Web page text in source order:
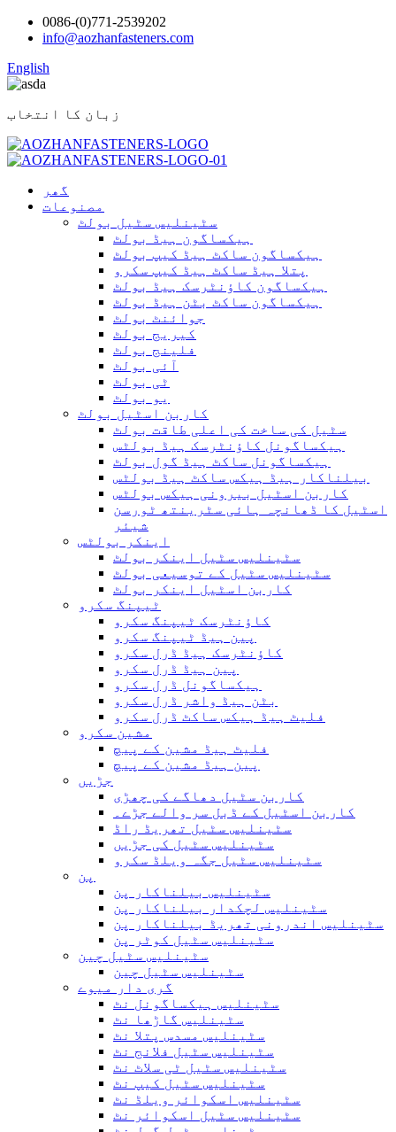
0086-(0)771-2539202
info@aozhanfasteners.com
English
زبان کا انتخاب
گھر
مصنوعات
سٹینلیس سٹیل بولٹ
ہیکساگون ہیڈ بولٹ
ہیکساگون ساکٹ ہیڈ کیپ بولٹ
پتلا ہیڈ ساکٹ ہیڈ کیپ سکرو
ہیکساگون کاؤنٹرسک ہیڈ بولٹ
ہیکساگون ساکٹ بٹن ہیڈ بولٹ
جوائنٹ بولٹ
کیریج بولٹ
فلینج بولٹ
آئی بولٹ
ٹی بولٹ
یو بولٹ
کاربن اسٹیل بولٹ
سٹیل کی ساخت کی اعلی طاقت بولٹ
ہیکساگونل کاؤنٹرسک ہیڈ بولٹس
ہیکساگونل ساکٹ ہیڈ گول بولٹ
بیلناکار ہیڈ ہیکس ساکٹ ہیڈ بولٹس
کاربن اسٹیل بیرونی ہیکس بولٹس
اسٹیل کا ڈھانچہ ہائی سٹرینتھ ٹورسن
شیئر
اینکر بولٹس
سٹینلیس سٹیل اینکر بولٹ
سٹینلیس سٹیل کے توسیعی بولٹ
کاربن اسٹیل اینکر بولٹ
ٹیپنگ سکرو
کاؤنٹرسک ٹیپنگ سکرو
پین ہیڈ ٹیپنگ سکرو
کاؤنٹرسک ہیڈ ڈرل سکرو
پین ہیڈ ڈرل سکرو
ہیکساگونل ڈرل سکرو
بٹن ہیڈ واشر ڈرل سکرو
فلیٹ ہیڈ ہیکس ساکٹ ڈرل سکرو
مشین سکرو
فلیٹ ہیڈ مشین کے پیچ
پین ہیڈ مشین کے پیچ
جڑیں
کاربن سٹیل دھاگے کی چھڑی
کاربن اسٹیل کے ڈبل سر والے جڑے۔
سٹینلیس سٹیل تھریڈ راڈ
سٹینلیس سٹیل کی جڑیں
سٹینلیس سٹیل جگہ ویلڈ سکرو
پن
سٹینلیس بیلناکار پن
سٹینلیس لچکدار بیلناکار پن
سٹینلیس اندرونی تھریڈ بیلناکار پن
سٹینلیس سٹیل کوٹر پن
سٹینلیس سٹیل چین
سٹینلیس سٹیل چین
گری دار میوے
سٹینلیس ہیکساگونل نٹ
سٹینلیس گاڑھا نٹ
سٹینلیس مسدس پتلا نٹ
سٹینلیس سٹیل فلانج نٹ
سٹینلیس سٹیل ٹی سلاٹ نٹ
سٹینلیس سٹیل کیپ نٹ
سٹینلیس اسکوائر ویلڈ نٹ
سٹینلیس سٹیل اسکوائر نٹ